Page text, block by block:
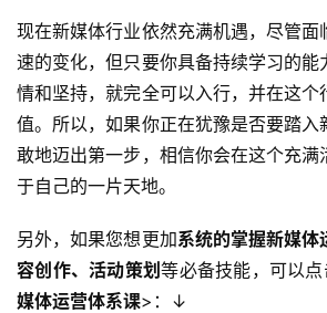
现在新媒体行业依然充满机遇，尽管面
速的变化，但只要你具备持续学习的能
情和坚持，就完全可以入行，并在这个
值。所以，如果你正在犹豫是否要踏入
敢地迈出第一步，相信你会在这个充满
于自己的一片天地。
另外，如果您想更加系统的掌握新媒体
容创作、活动策划等必备技能，可以
媒体运营体系课>：↓